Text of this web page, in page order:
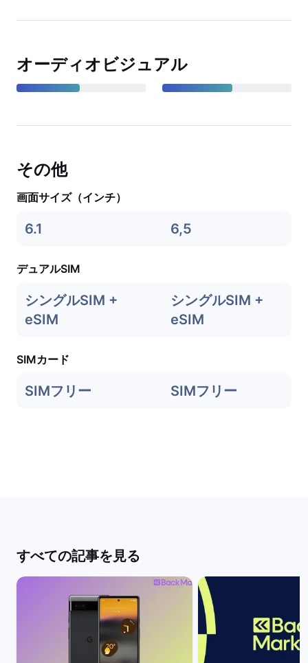
オーディオビジュアル
その他
画面サイズ（インチ）
6.1 6,5
デュアルSIM
シングルSIM +
eSIM
シングルSIM +
eSIM
SIMカード
SIMフリー SIMフリー
すべての記事を見る